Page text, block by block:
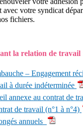
avec votre syndicat
fichiers.
la relation de travail
– Engagement
à durée indéterminée
annexe au contrat de
de travail (n°1 à n°4)
annuels